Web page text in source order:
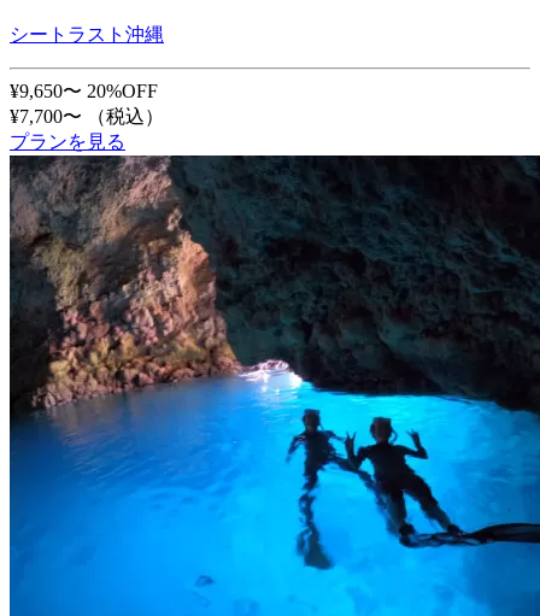
シートラスト沖縄
¥9,650〜 20%OFF
¥7,700〜
（税込）
プランを見る